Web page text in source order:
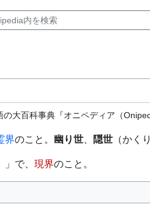
大百科事典『オニペディア（
界のこと。 幽り世 隠世 （かく
」で、 現界のこと。